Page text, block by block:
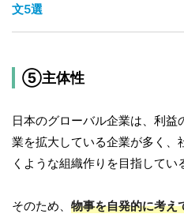
文5選
⑤主体性
日本のグローバル企業は、利
業を拡大している企業が多く、
くような組織作りを目指してい
そのため、 物事を自発的に考え